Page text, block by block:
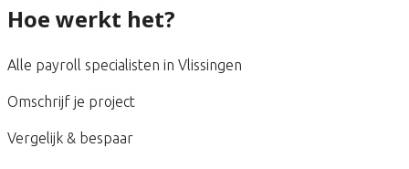
Hoe werkt het?
Alle payroll specialisten in Vlissingen
Omschrijf je project
Vergelijk & bespaar